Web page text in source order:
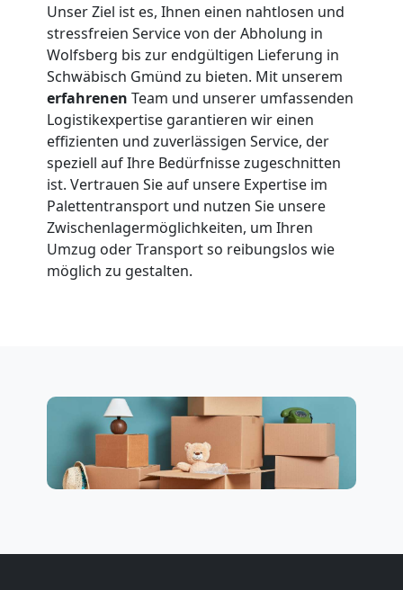
Unser Ziel ist es, Ihnen einen nahtlosen und
stressfreien Service von der Abholung in
Wolfsberg bis zur endgültigen Lieferung in
Schwäbisch Gmünd zu bieten. Mit unserem
erfahrenen Team und unserer umfassenden
Logistikexpertise garantieren wir einen
effizienten und zuverlässigen Service, der
speziell auf Ihre Bedürfnisse zugeschnitten
ist. Vertrauen Sie auf unsere Expertise im
Palettentransport und nutzen Sie unsere
Zwischenlagermöglichkeiten, um Ihren
Umzug oder Transport so reibungslos wie
möglich zu gestalten.